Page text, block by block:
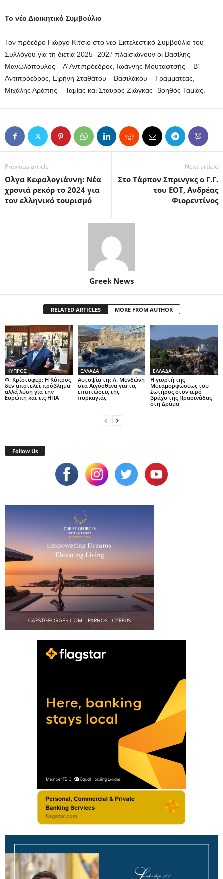
Το νέο Διοικητικό Συμβούλιο
Τον πρόεδρο Γιώργο Κίτσιο στο νέο Εκτελεστικό Συμβούλιο του
Συλλόγου για τη διετία 2025- 2027 πλαισιώνουν οι Βασίλης
Μανωλόπουλος – Α’ Αντιπρόεδρος, Ιωάννης Μουταφτσής – Β’
Αντιπρόεδρος, Ειρήνη Σταθάτου – Βασιλάκου – Γραμματέας,
Μιχάλης Αράπης – Ταμίας και Σταύρος Ζιώγκας -βοηθός Ταμίας.
Previous article
Ολγα Κεφαλογιάννη: Νέα
χρονιά ρεκόρ το 2024 για
τον ελληνικό τουρισμό
Next article
Στο Τάρπον Σπρινγκς ο Γ.Γ.
του ΕΟΤ, Ανδρέας
Φιορεντίνος
Greek News
RELATED ARTICLES MORE FROM AUTHOR
ΚΥΠΡΟΣ
Φ. Κρίστοφερ: Η Κύπρος
δεν αποτελεί πρόβλημα
αλλά λύση για την
Ευρώπη και τις ΗΠΑ
ΕΛΛΑΔΑ
Αυτοψία της Λ. Μενδώνη
στα Αιγόσθενα για τις
επιπτώσεις της
πυρκαγιάς
ΕΛΛΑΔΑ
Η γιορτή της
Μεταμορφώσεως του
Σωτήρος στον ιερό
βράχο της Πρασινάδας
στη Δράμα
Follow Us